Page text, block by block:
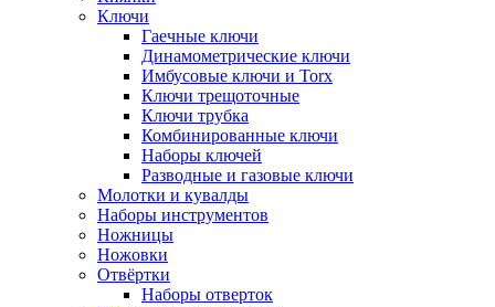
Ключи
Гаечные ключи
Динамометрические ключи
Имбусовые ключи и Torx
Ключи трещоточные
Ключи трубка
Комбинированные ключи
Наборы ключей
Разводные и газовые ключи
Молотки и кувалды
Наборы инструментов
Ножницы
Ножовки
Отвёртки
Наборы отверток